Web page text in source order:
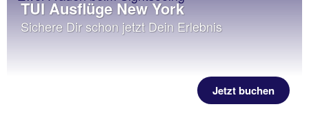
TUI Ausflüge New York
Sichere Dir schon jetzt Dein Erlebnis
Jetzt buchen